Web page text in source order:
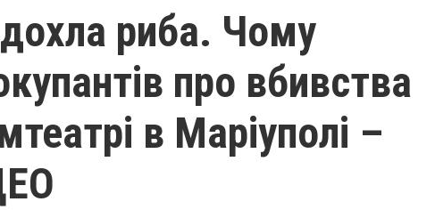
риба. Чому
про вбивства
в Маріуполі –